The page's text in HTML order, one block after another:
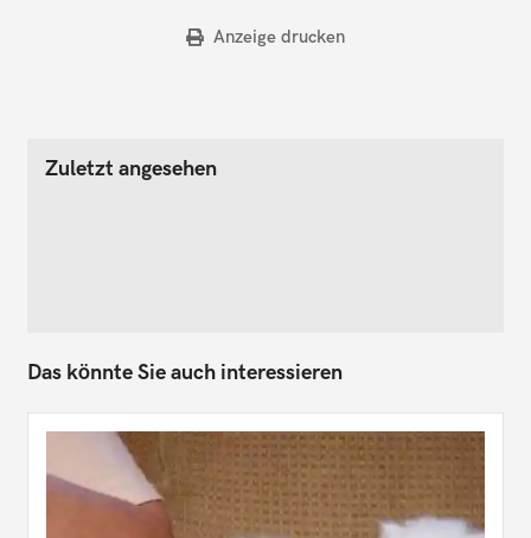
Anzeige drucken
Zuletzt angesehen
Das könnte Sie auch interessieren